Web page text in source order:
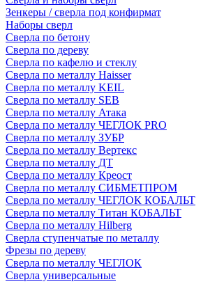
Зенкеры / сверла под конфирмат
Наборы сверл
Сверла по бетону
Сверла по дереву
Сверла по кафелю и стеклу
Сверла по металлу Haisser
Сверла по металлу KEIL
Сверла по металлу SEB
Сверла по металлу Атака
Сверла по металлу ЧЕГЛОК PRO
Сверла по металлу ЗУБР
Сверла по металлу Вертекс
Сверла по металлу ДТ
Сверла по металлу Креост
Сверла по металлу СИБМЕТПРОМ
Сверла по металлу ЧЕГЛОК КОБАЛЬТ
Сверла по металлу Титан КОБАЛЬТ
Сверла по металлу Hilberg
Сверла ступенчатые по металлу
Фрезы по дереву
Сверла по металлу ЧЕГЛОК
Сверла универсальные